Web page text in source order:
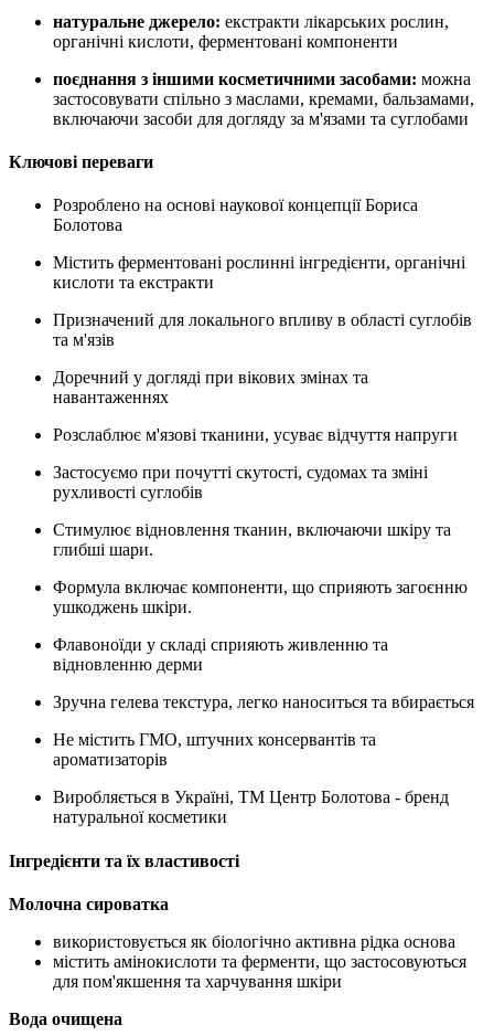
натуральне джерело: екстракти лікарських рослин,
органічні кислоти, ферментовані компоненти
поєднання з іншими косметичними засобами: можна
застосовувати спільно з маслами, кремами, бальзамами,
включаючи засоби для догляду за м'язами та суглобами
Ключові переваги
Розроблено на основі наукової концепції Бориса
Болотова
Містить ферментовані рослинні інгредієнти, органічні
кислоти та екстракти
Призначений для локального впливу в області суглобів
та м'язів
Доречний у догляді при вікових змінах та
навантаженнях
Розслаблює м'язові тканини, усуває відчуття напруги
Застосуємо при почутті скутості, судомах та зміні
рухливості суглобів
Стимулює відновлення тканин, включаючи шкіру та
глибші шари.
Формула включає компоненти, що сприяють загоєнню
ушкоджень шкіри.
Флавоноїди у складі сприяють живленню та
відновленню дерми
Зручна гелева текстура, легко наноситься та вбирається
Не містить ГМО, штучних консервантів та
ароматизаторів
Виробляється в Україні, ТМ Центр Болотова - бренд
натуральної косметики
Інгредієнти та їх властивості
Молочна сироватка
використовується як біологічно активна рідка основа
містить амінокислоти та ферменти, що застосовуються
для пом'якшення та харчування шкіри
Вода очищена